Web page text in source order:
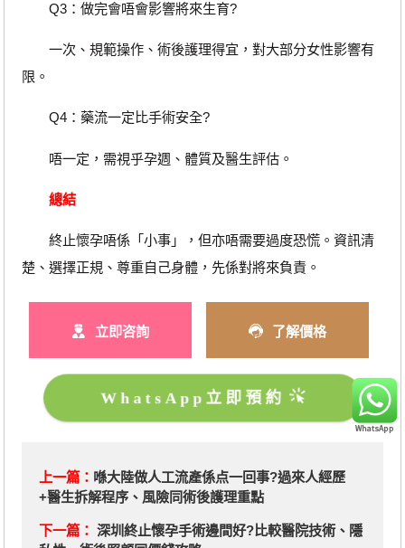
Q3：做完會唔會影響將來生育?
一次、規範操作、術後護理得宜，對大部分女性影響有
限。
Q4：藥流一定比手術安全?
唔一定，需視乎孕週、體質及醫生評估。
總結
終止懷孕唔係「小事」，但亦唔需要過度恐慌。資訊清
楚、選擇正規、尊重自己身體，先係對將來負責。
立即咨詢 了解價格
WhatsApp立即預約
上一篇： 喺大陸做人工流產係点一回事?過來人經歷
+醫生拆解程序、風險同術後護理重點
下一篇： 深圳終止懷孕手術邊間好?比較醫院技術、隱